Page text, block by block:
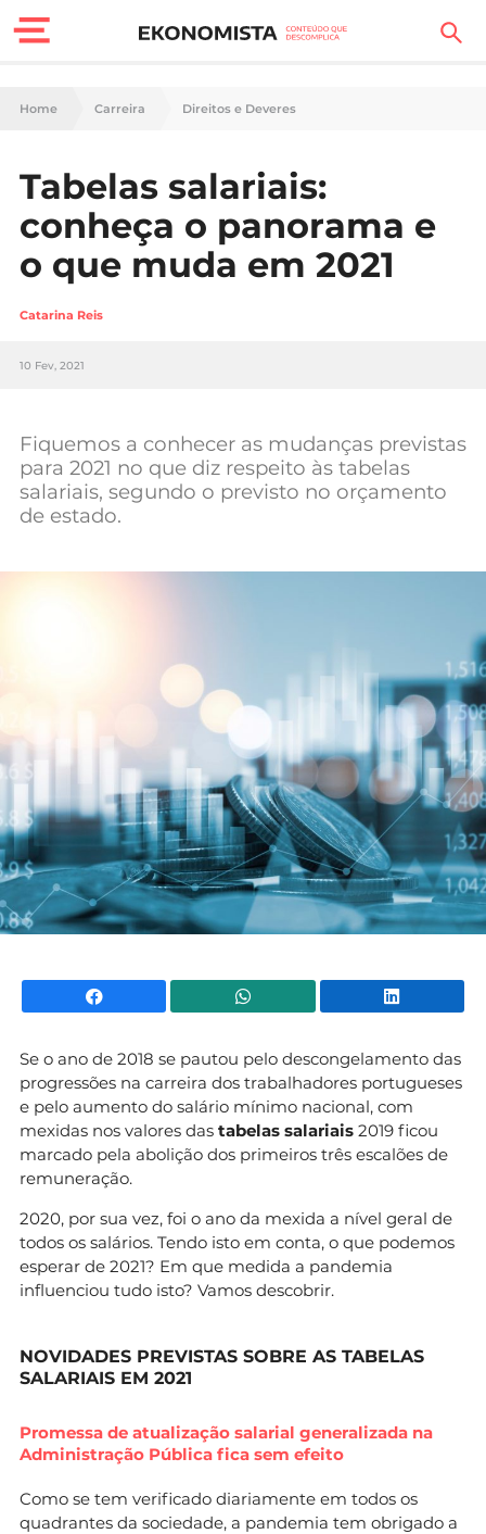
Finanças Pessoais
Carreira
Casa
Lifestyle
Sociedade
Negócios
Mundial 2026
Home Carreira Direitos e Deveres
Tabelas salariais:
conheça o panorama e
o que muda em 2021
Catarina Reis
10 Fev, 2021
Fiquemos a conhecer as mudanças previstas
para 2021 no que diz respeito às tabelas
salariais, segundo o previsto no orçamento
de estado.
Facebook WhatsApp
Se o ano de 2018 se pautou pelo descongelamento das
progressões na carreira dos trabalhadores portugueses
e pelo aumento do salário mínimo nacional, com
mexidas nos valores das tabelas salariais 2019 ficou
marcado pela abolição dos primeiros três escalões de
remuneração.
2020, por sua vez, foi o ano da mexida a nível geral de
todos os salários. Tendo isto em conta, o que podemos
esperar de 2021? Em que medida a pandemia
influenciou tudo isto? Vamos descobrir.
NOVIDADES PREVISTAS SOBRE AS TABELAS
SALARIAIS EM 2021
Promessa de atualização salarial generalizada na
Administração Pública fica sem efeito
Como se tem verificado diariamente em todos os
quadrantes da sociedade, a pandemia tem obrigado a